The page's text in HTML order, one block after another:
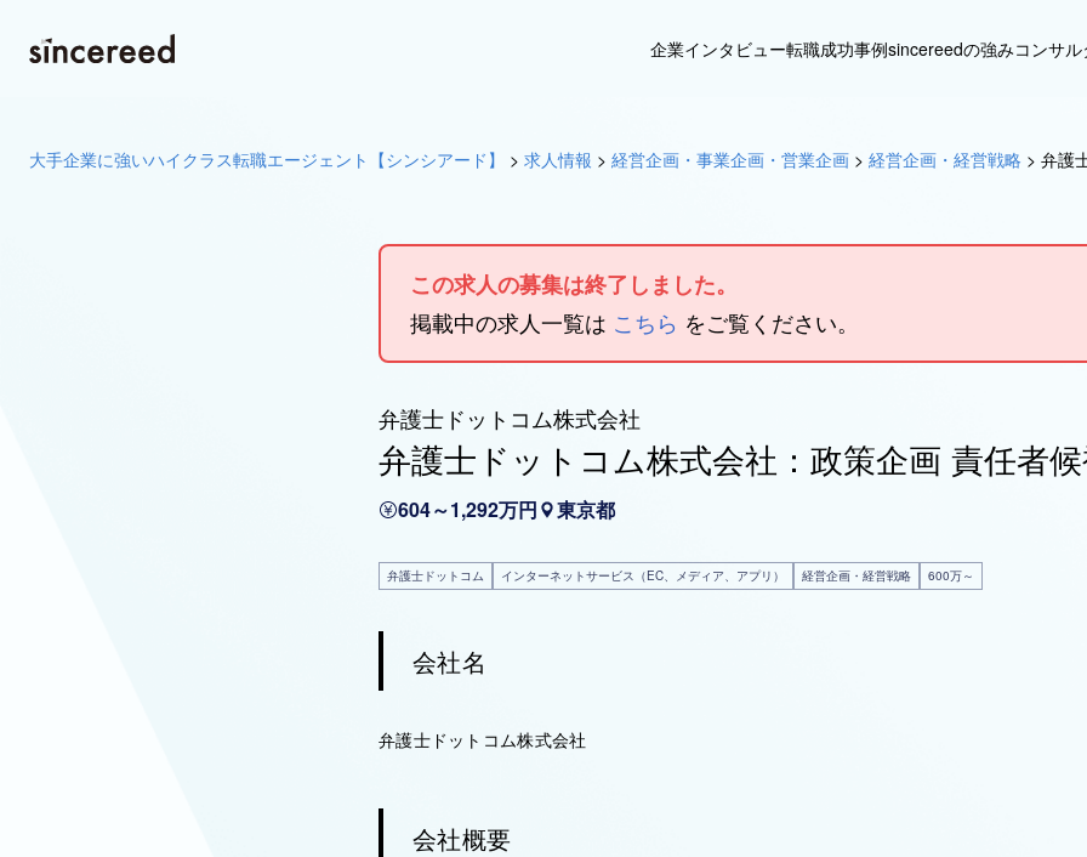
企業インタビュー転職成功事例sincereedの強みコンサ
大手企業に強いハイクラス転職エージェント【シンシアード】 > 求人情報 > 経営企画・事業企画・営業企画 > 経営企画・経営戦略 > 弁護
この求人の募集は終了しました。
掲載中の求人一覧は こちら をご覧ください。
弁護士ドットコム株式会社
弁護士ドットコム株式会社：政策企画 責任者
604～1,292万円 東京都
弁護士ドットコム インターネットサービス（EC、メディア、アプリ） 経営企画・経営戦略 600万～
会社名
弁護士ドットコム株式会社
会社概要